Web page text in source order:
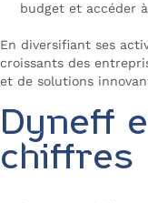
budget et accéder
En diversifiant ses
croissants des
et de solutions
Dyneff
chiffres